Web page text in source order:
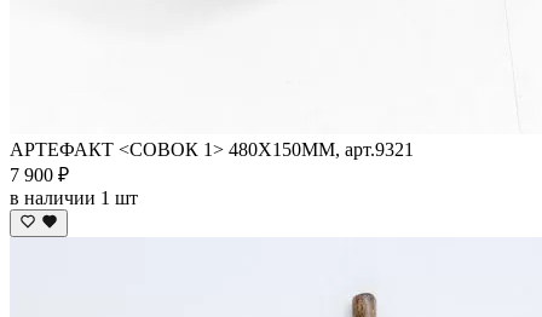
АРТЕФАКТ <СОВОК 1> 480Х150ММ, арт.9321
7 900 ₽
в наличии 1 шт